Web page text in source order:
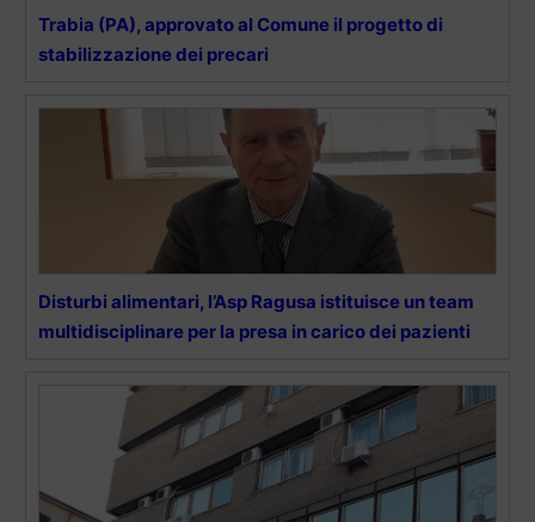
Trabia (PA), approvato al Comune il progetto di
stabilizzazione dei precari
Disturbi alimentari, l’Asp Ragusa istituisce un team
multidisciplinare per la presa in carico dei pazienti